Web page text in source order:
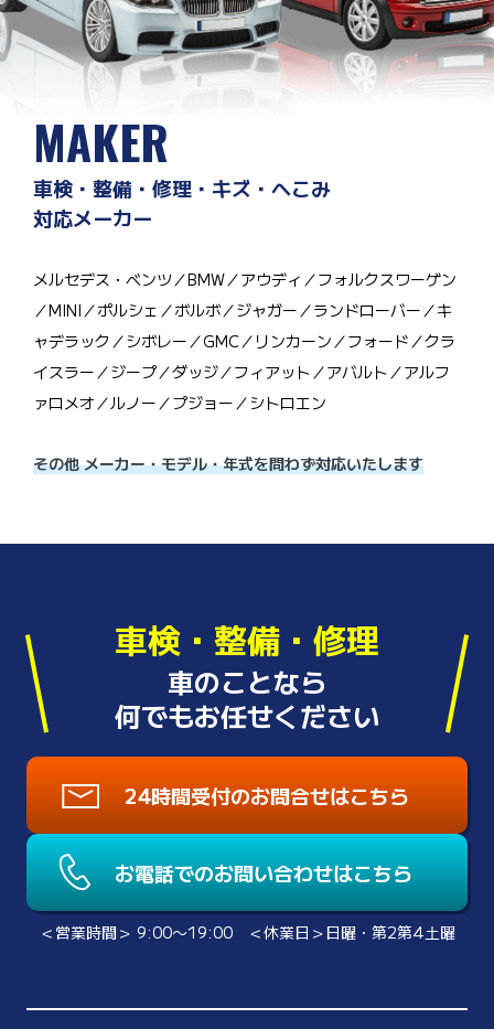
MAKER
車検・整備・修理・キズ・へこみ
対応メーカー
メルセデス・ベンツ／BMW／アウディ／フォルクスワーゲン
／MINI／ポルシェ／ボルボ／ジャガー／ランドローバー／キ
ャデラック／シボレー／GMC／リンカーン／フォード／クラ
イスラー／ジープ／ダッジ／フィアット／アバルト／アルフ
ァロメオ／ルノー／プジョー／シトロエン
その他 メーカー・モデル・年式を問わず対応いたします
車検・整備・修理
車のことなら
何でもお任せください
24時間受付のお問合せはこちら
お電話でのお問い合わせはこちら
＜営業時間＞ 9:00〜19:00 ＜休業日＞日曜・第2第4土曜